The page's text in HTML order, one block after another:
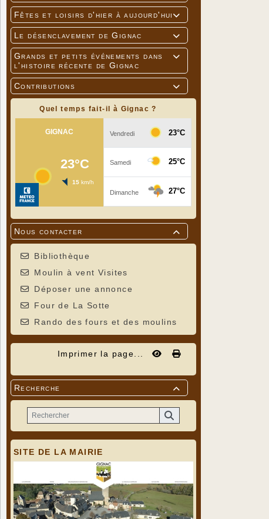

Fêtes et loisirs d'hier à aujourd'hui

Le désenclavement de Gignac

Grands et petits événements dans
l'histoire récente de Gignac

Contributions
Quel temps fait-il à Gignac ?

Nous contacter
Bibliothèque
Moulin à vent Visites
Déposer une annonce
Four de La Sotte
Rando des fours et des moulins
Imprimer la page...

Recherche
SITE DE LA MAIRIE